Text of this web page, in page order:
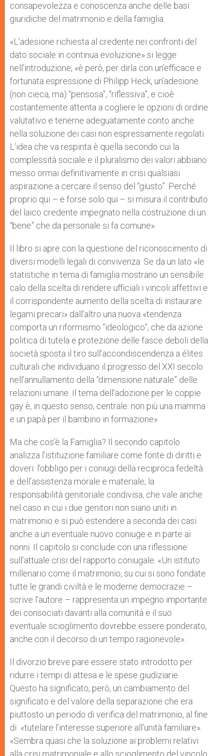
consapevolezza e conoscenza anche delle basi
giuridiche del matrimonio e della famiglia.
«L’adesione richiesta al credente nei confronti del
dato sociale in continua evoluzione» si legge
nell’introduzione, «è però, per dirla con un’efficace e
fortunata espressione di Philipp Heck, un’adesione
(non cieca, ma) “pensosa”, “riflessiva”, e cioè
costantemente attenta a cogliere le opzioni di ordine
valutativo e tenerne adeguatamente conto anche
nella soluzione dei casi non espressamente regolati.
L’idea che va respinta è quella secondo cui la
complessità sociale e il pluralismo dei valori abbiano
messo ormai definitivamente in crisi qualsiasi
aspirazione a cercare il senso del “giusto”. Perché
proprio qui – e forse solo qui – si misura il contributo
del laico credente impegnato nella costruzione di un
“bene” che da personale si fa comune».
Il libro si apre con la questione del riconoscimento di
diversi modelli legali di convivenza. Se da un lato «le
statistiche in tema di famiglia mostrano un sensibile
calo della scelta di rendere ufficiali i vincoli affettivi e
il corrispondente aumento della scelta di instaurare
legami precari» dall’altro una nuova «tendenza
comporta un riformismo “ideologico”, che da azione
politica di tutela e protezione delle fasce deboli della
società sposta il tiro sull’accondiscendenza a élites
culturali che individuano il progresso del XXI secolo
nell’annullamento della “dimensione naturale” delle
relazioni umane. Il tema dell’adozione per le coppie
gay è, in questo senso, centrale: non più una mamma
e un papà per il bambino in formazione».
Ma che cos’è la Famiglia? Il secondo capitolo
analizza l’istituzione familiare come fonte di diritti e
doveri: l’obbligo per i coniugi della reciproca fedeltà
e dell’assistenza morale e materiale; la
responsabilità genitoriale condivisa, che vale anche
nel caso in cui i due genitori non siano uniti in
matrimonio e si può estendere a seconda dei casi
anche a un eventuale nuovo coniuge e in parte ai
nonni. Il capitolo si conclude con una riflessione
sull’attuale crisi del rapporto coniugale. «Un istituto
millenario come il matrimonio, su cui si sono fondate
tutte le grandi civiltà e le moderne democrazie –
scrive l’autore – rappresenta un impegno importante
dei consociati davanti alla comunità e il suo
eventuale scioglimento dovrebbe essere ponderato,
anche con il decorso di un tempo ragionevole».
Il divorzio breve pare essere stato introdotto per
ridurre i tempi di attesa e le spese giudiziarie.
Questo ha significato, però, un cambiamento del
significato e del valore della separazione che era
piuttosto un periodo di verifica del matrimonio, al fine
di «tutelare l’interesse superiore all’unità familiare».
«Sembra quasi che la soluzione ai problemi relativi
alla crisi matrimoniale e allo scioglimento del vincolo